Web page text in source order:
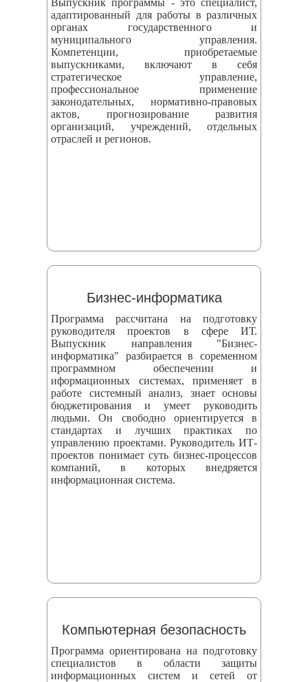
адаптированный для работы в различных
органах государственного и
муниципального управления.
Компетенции, приобретаемые
выпускниками, включают в себя
стратегическое управление,
профессиональное применение
законодательных, нормативно-правовых
актов, прогнозирование развития
организаций, учреждений, отдельных
отраслей и регионов.
Бизнес-информатика
Программа рассчитана на подготовку
руководителя проектов в сфере ИТ.
Выпускник направления "Бизнес-
информатика" разбирается в соременном
программном обеспечении и
иформационных системах, применяет в
работе системный анализ, знает основы
бюджетирования и умеет руководить
людьми. Он свободно ориентируется в
стандартах и лучших практиках по
управлению проектами. Руководитель ИТ-
проектов понимает суть бизнес-процессов
компаний, в которых внедряется
информационная система.
Компьютерная безопасность
Программа ориентирована на подготовку
специалистов в области защиты
информационных систем и сетей от